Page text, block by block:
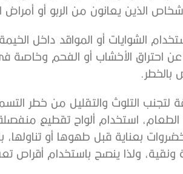
الذين يعانون من الربو أو أمراض
الشوايات أو المواقد داخل
عن احتراق الأخشاب أو الفحم وخاصة
لتجنب التلوث والتقليل من خطر
الطعام، استخدام ألواح تقطيع
بعناية قبل طهوها أو تناولها،
ولذا ينصح باستخدام أقراص